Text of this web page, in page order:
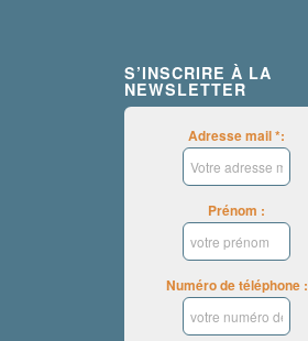
S’INSCRIRE À LA
NEWSLETTER
Adresse mail *:
Prénom :
Numéro de téléphone :